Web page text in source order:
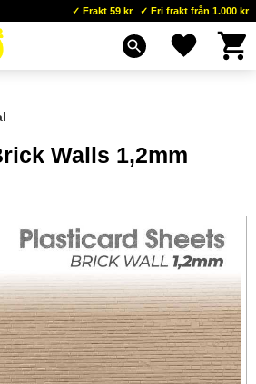
Frakt 59 kr Fri frakt från 1.000 kr
search Favoriter
Walls 1,2mm